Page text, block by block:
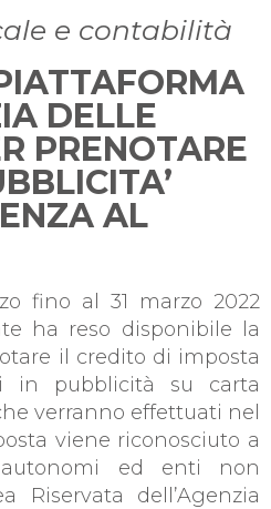
e contabilità
DELLE
PRENOTARE
AL
fino al 31 marzo 2022
ha reso disponibile la
il credito di imposta
in pubblicità su carta
verranno effettuati nel
viene riconosciuto a
autonomi ed enti non
Riservata dell’Agenzia